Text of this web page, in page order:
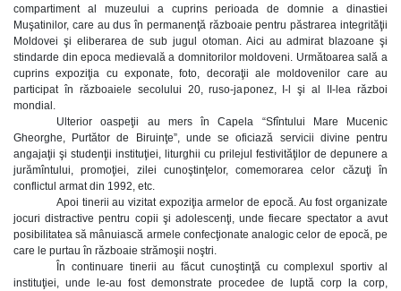
compartiment al muzeului a cuprins perioada de domnie a dinastiei
Muşatinilor, care au dus în permanenţă războaie pentru păstrarea integrităţii
Moldovei şi eliberarea de sub jugul otoman. Aici au admirat blazoane şi
stindarde din epoca medievală a domnitorilor moldoveni. Următoarea sală a
cuprins expoziţia cu exponate, foto, decoraţii ale moldovenilor care au
participat în războaiele secolului 20, ruso-japonez, I-l şi al II-lea război
mondial.
Ulterior oaspeţii au mers în Capela “Sfîntului Mare Mucenic
Gheorghe, Purtător de Biruinţe”, unde se oficiază servicii divine pentru
angajaţii şi studenţii instituţiei, liturghii cu prilejul festivităţilor de depunere a
jurămîntului, promoţiei, zilei cunoştinţelor, comemorarea celor căzuţi în
conflictul armat din 1992, etc.
Apoi tinerii au vizitat expoziţia armelor de epocă. Au fost organizate
jocuri distractive pentru copii şi adolescenţi, unde fiecare spectator a avut
posibilitatea să mânuiască armele confecţionate analogic celor de epocă, pe
care le purtau în războaie strămoşii noştri.
În continuare tinerii au făcut cunoştinţă cu complexul sportiv al
instituţiei, unde le-au fost demonstrate procedee de luptă corp la corp,